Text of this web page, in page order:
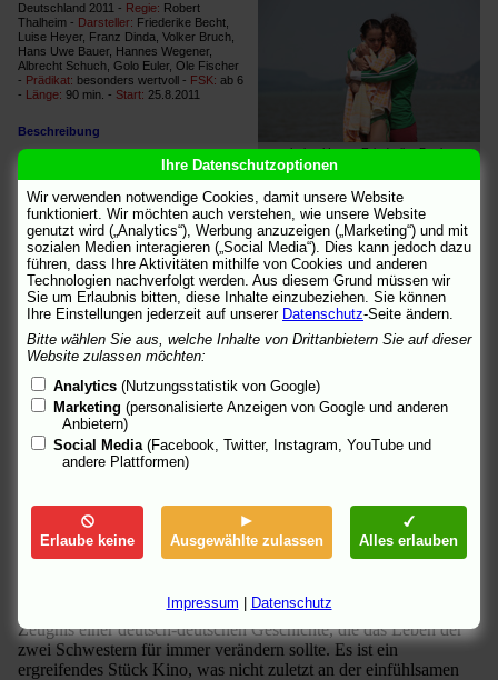
Luise Heyer, Friederike Becht
Deutschland 2011 - Regie: Robert
Thalheim - Darsteller: Friederike Becht,
Luise Heyer, Franz Dinda, Volker Bruch,
Hans Uwe Bauer, Hannes Wegener,
Albrecht Schuch, Golo Euler, Ole Fischer
- Prädikat: besonders wertvoll - FSK: ab 6
- Länge: 90 min. - Start: 25.8.2011
Beschreibung
Der Sommer 1988 verändert für
die ostdeutschen Zwillinge Isabel (Luise Heyer) und Doreen
(Friederike Becht) alles! Zusammen verreisen sie aus der DDR
zum ersten Mal ins sozialistische Ausland. Während ihrer Ferien
am Balaton in Ungarn lernen sie Arne (Franz Dinda) und Nico
(Volker Bruch) aus Hamburg kennen. Trotz Ausgehverbots
gelingt es den Mädchen, sich aus dem Pionierlager zu schleichen,
um sich heimlich mit den Westdeutschen zu treffen.
Ein Abenteuer, für das sie alles aufs Spiel setzen. Zwischen
Sommerromanze - es ist die große Liebe. Arne sieht für ihre
Zukunft nur eine Chance: Er schlägt den unzertrennlichen
Schwestern eine gemeinsame Republikflucht vor. Isabel und
Doreen müssen die folgenschwerste Entscheidung ihres Lebens
treffen.
Basierend auf der wahren Geschichte von Susann und Doreen
Schimk inszeniert Robert Thalheim ("
Am Ende kommen
Touristen") die romantische und abenteuerliche Geschichte einer
Zeitgeist der späten 80er Jahre mitschwingt. Ein berührendes
Zeugnis einer deutsch-deutschen Geschichte, die das Leben der
zwei Schwestern für immer verändern sollte. Es ist ein
ergreifendes Stück Kino, was nicht zuletzt an der einfühlsamen
Ihre Datenschutzoptionen
Wir verwenden notwendige Cookies, damit unsere Website
funktioniert. Wir möchten auch verstehen, wie unsere Website
genutzt wird („Analytics“), Werbung anzuzeigen („Marketing“) und mit
sozialen Medien interagieren („Social Media“). Dies kann jedoch dazu
führen, dass Ihre Aktivitäten mithilfe von Cookies und anderen
Technologien nachverfolgt werden. Aus diesem Grund müssen wir
Sie um Erlaubnis bitten, diese Inhalte einzubeziehen. Sie können
Ihre Einstellungen jederzeit auf unserer Datenschutz-Seite ändern.
Bitte wählen Sie aus, welche Inhalte von Drittanbietern Sie auf dieser
Website zulassen möchten:
Analytics (Nutzungsstatistik von Google)
Marketing (personalisierte Anzeigen von Google und anderen
Anbietern)
Social Media (Facebook, Twitter, Instagram, YouTube und
andere Plattformen)
Erlaube keine Ausgewählte zulassen Alles erlauben
Impressum Datenschutz